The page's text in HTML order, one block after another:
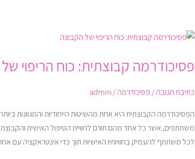
פסיכודרמה קבוצתית: כוח הריפוי
כתיבת תגובה/ פסיכודרמה/
admin
הפסיכודרמה הקבוצתית היא אחת מהשיטות הייחודיות והמגוונות
משתתפים, אשר כל אחד מהם תורם לחוויית הטיפול האישית
לכל משתתף להעמיק בחוויותיו האישיות תוך כדי אינטראקציה עם
פסיכודרמה
כוח
של